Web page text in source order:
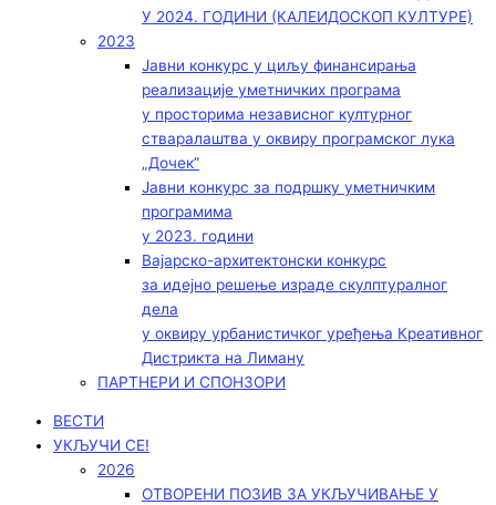
У 2024. ГОДИНИ (КАЛЕИДОСКОП КУЛТУРЕ)
2023
Јавни конкурс у циљу финансирања
реализације уметничких програма
у просторима независног културног
стваралаштва у оквиру програмског лука
„Дочек”
Јавни конкурс за подршку уметничким
програмима
у 2023. години
Вајарско-архитектонски конкурс
за идејно решење израде скулптуралног
дела
у оквиру урбанистичког уређења Креативног
Дистрикта на Лиману
ПАРТНЕРИ И СПОНЗОРИ
ВЕСТИ
УКЉУЧИ СЕ!
2026
ОТВОРЕНИ ПОЗИВ ЗА УКЉУЧИВАЊЕ У